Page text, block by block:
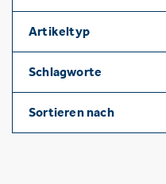
Artikeltyp
Schlagworte
Sortieren nach